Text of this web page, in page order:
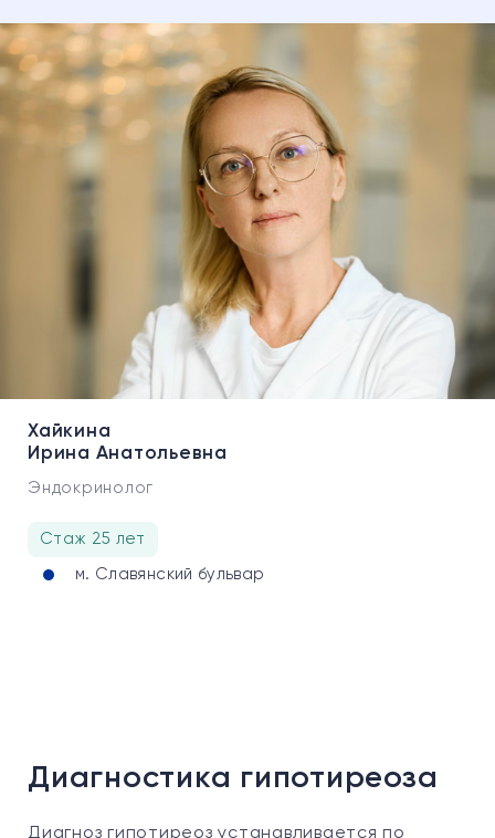
Хайкина
Ирина Анатольевна
Эндокринолог
Стаж 25 лет
м. Славянский бульвар
Диагностика гипотиреоза
Диагноз гипотиреоз устанавливается по